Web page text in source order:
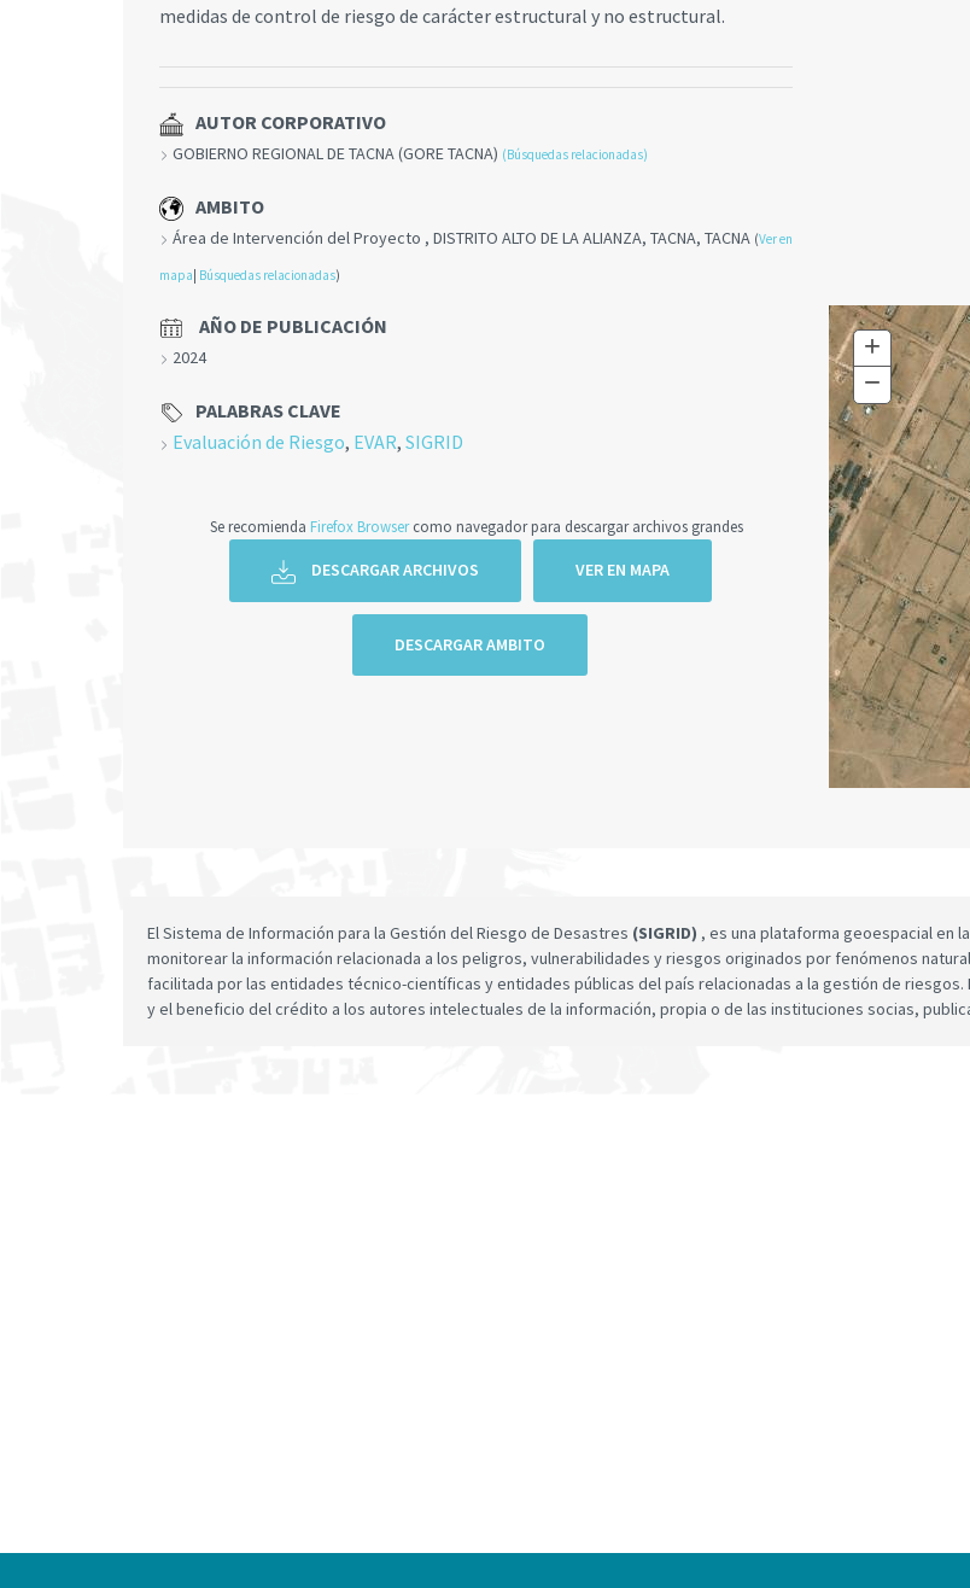
medidas de control de riesgo de carácter estructural y no estructural.
AUTOR CORPORATIVO
GOBIERNO REGIONAL DE TACNA (GORE TACNA) (Búsquedas relacionadas)
AMBITO
Área de Intervención del Proyecto , DISTRITO ALTO DE LA ALIANZA, TACNA, TACNA (Ver en
mapa Búsquedas relacionadas)
AÑO DE PUBLICACIÓN
2024
PALABRAS CLAVE
Evaluación de Riesgo, EVAR, SIGRID
Se recomienda Firefox Browsercomo navegador para descargar archivos grandes
DESCARGAR ARCHIVOS VER EN MAPA
DESCARGAR AMBITO
+ Zoom
In
− Zoom
Out
El Sistema de Información para la Gestión del Riesgo de Desastres (SIGRID) , es una plataforma geoespacial en
monitorear la información relacionada a los peligros, vulnerabilidades y riesgos originados por fenómenos
facilitada por las entidades técnico-científicas y entidades públicas del país relacionadas a la gestión de
y el beneficio del crédito a los autores intelectuales de la información, propia o de las instituciones socias,